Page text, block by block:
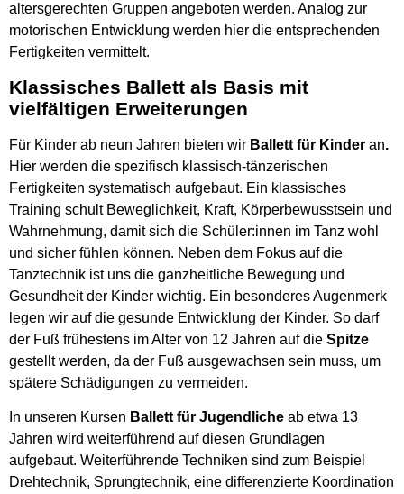
altersgerechten Gruppen angeboten werden. Analog zur
motorischen Entwicklung werden hier die entsprechenden
Fertigkeiten vermittelt.
Klassisches Ballett als Basis mit
vielfältigen Erweiterungen
Für Kinder ab neun Jahren bieten wir Ballett für Kinder an.
Hier werden die spezifisch klassisch-tänzerischen
Fertigkeiten systematisch aufgebaut. Ein klassisches
Training schult Beweglichkeit, Kraft, Körperbewusstsein und
Wahrnehmung, damit sich die Schüler:innen im Tanz wohl
und sicher fühlen können. Neben dem Fokus auf die
Tanztechnik ist uns die ganzheitliche Bewegung und
Gesundheit der Kinder wichtig. Ein besonderes Augenmerk
legen wir auf die gesunde Entwicklung der Kinder. So darf
der Fuß frühestens im Alter von 12 Jahren auf die Spitze
gestellt werden, da der Fuß ausgewachsen sein muss, um
spätere Schädigungen zu vermeiden.
In unseren Kursen Ballett für Jugendliche ab etwa 13
Jahren wird weiterführend auf diesen Grundlagen
aufgebaut. Weiterführende Techniken sind zum Beispiel
Drehtechnik, Sprungtechnik, eine differenzierte Koordination